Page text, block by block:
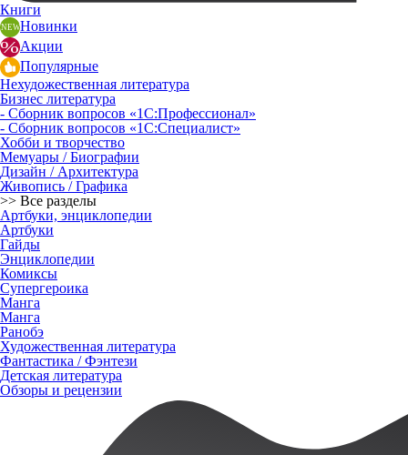
Книги
Новинки
Акции
Популярные
Нехудожественная литература
Бизнес литература
- Сборник вопросов «1С:Профессионал»
- Сборник вопросов «1С:Специалист»
Хобби и творчество
Мемуары / Биографии
Дизайн / Архитектура
Живопись / Графика
>> Все разделы
Артбуки, энциклопедии
Артбуки
Гайды
Энциклопедии
Комиксы
Супергероика
Манга
Манга
Ранобэ
Художественная литература
Фантастика / Фэнтези
Детская литература
Обзоры и рецензии